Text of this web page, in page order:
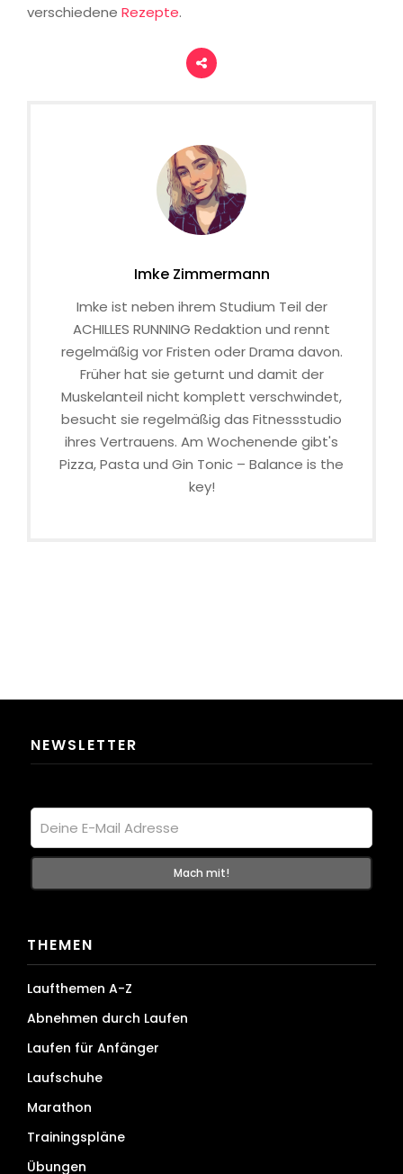
verschiedene Rezepte.
Imke Zimmermann
Imke ist neben ihrem Studium Teil der
ACHILLES RUNNING Redaktion und rennt
regelmäßig vor Fristen oder Drama davon.
Früher hat sie geturnt und damit der
Muskelanteil nicht komplett verschwindet,
besucht sie regelmäßig das Fitnessstudio
ihres Vertrauens. Am Wochenende gibt's
Pizza, Pasta und Gin Tonic – Balance is the
key!
NEWSLETTER
THEMEN
Laufthemen A-Z
Abnehmen durch Laufen
Laufen für Anfänger
Laufschuhe
Marathon
Trainingspläne
Übungen